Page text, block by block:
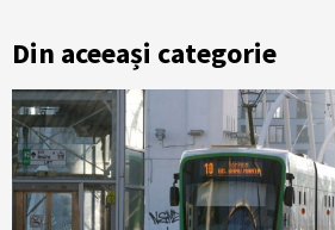
Din aceeași categorie